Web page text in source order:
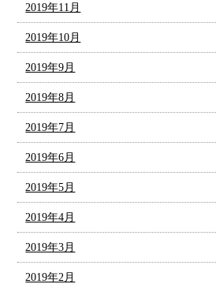
2019年11月
2019年10月
2019年9月
2019年8月
2019年7月
2019年6月
2019年5月
2019年4月
2019年3月
2019年2月